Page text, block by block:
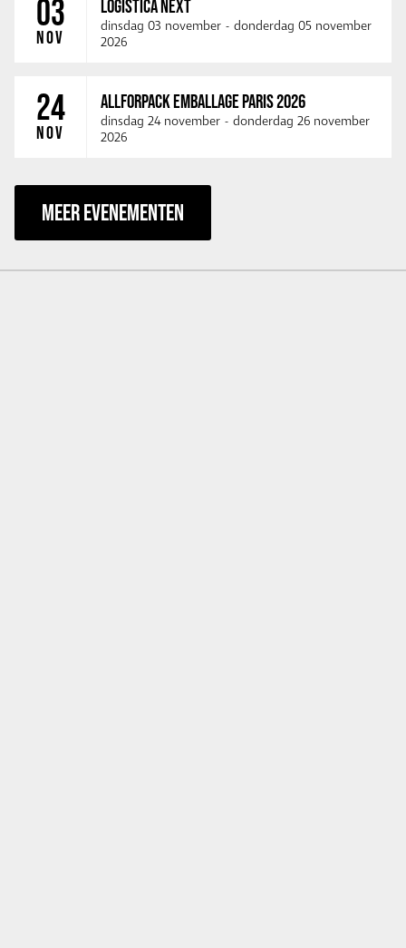
03
NOV
LOGISTICA NEXT
dinsdag 03 november - donderdag 05 november
2026
24
NOV
ALLFORPACK EMBALLAGE PARIS 2026
dinsdag 24 november - donderdag 26 november
2026
MEER EVENEMENTEN